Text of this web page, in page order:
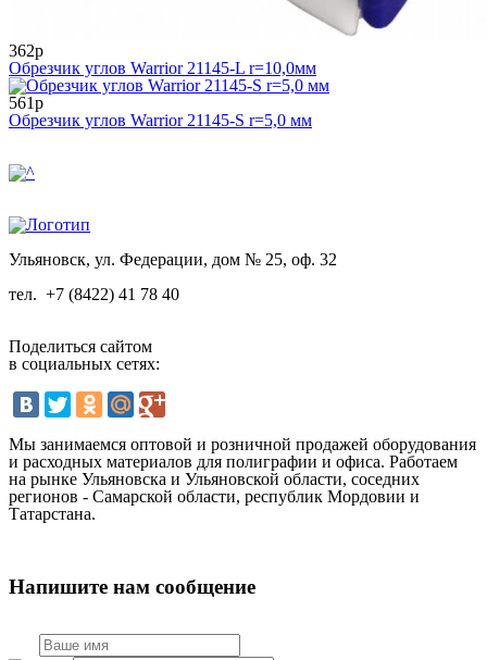
362р
Обрезчик углов Warrior 21145-L r=10,0мм
561р
Обрезчик углов Warrior 21145-S r=5,0 мм
Ульяновск, ул. Федерации, дом № 25, оф. 32
тел. +7 (8422) 41 78 40
Поделиться сайтом
в социальных сетях:
Мы занимаемся оптовой и розничной продажей оборудования
и расходных материалов для полиграфии и офиса. Работаем
на рынке Ульяновска и Ульяновской области, соседних
регионов - Самарской области, республик Мордовии и
Татарстана.
Напишите нам сообщение